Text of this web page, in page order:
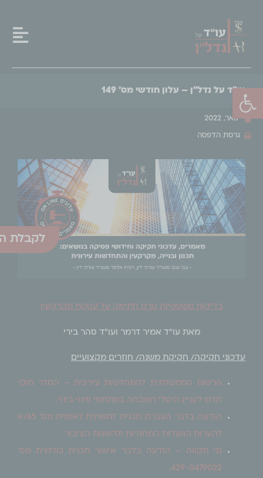
פתח סרגל נגישות
עו"ד על נדל"ן – עלון חודשי מס' 149
ינואר, 2022
גרסת הדפסה
בדיקות משפטיות טרם חתימה על עסקת מקרקעין
מאת עו"ד אמיר דרמר ועו"ד סהר בירי
עדכוני חקיקה/ חקיקת משנה/ חוזרים מקצועיים
הרשות הממשלתית להתחדשות עירונית – הסדר חוקי
חדש לעניין היטלי השבחה במתחמי פינוי בינוי.
הודעה בדבר העברת תכנית לתשתית לאומית מס' 65/א
להערות הוועדות המחוזיות ולהשגות הציבור.
גני תקווה – הודעה בדבר אישור תכנית כוללנית מס'
429-0479022.
לקבלת